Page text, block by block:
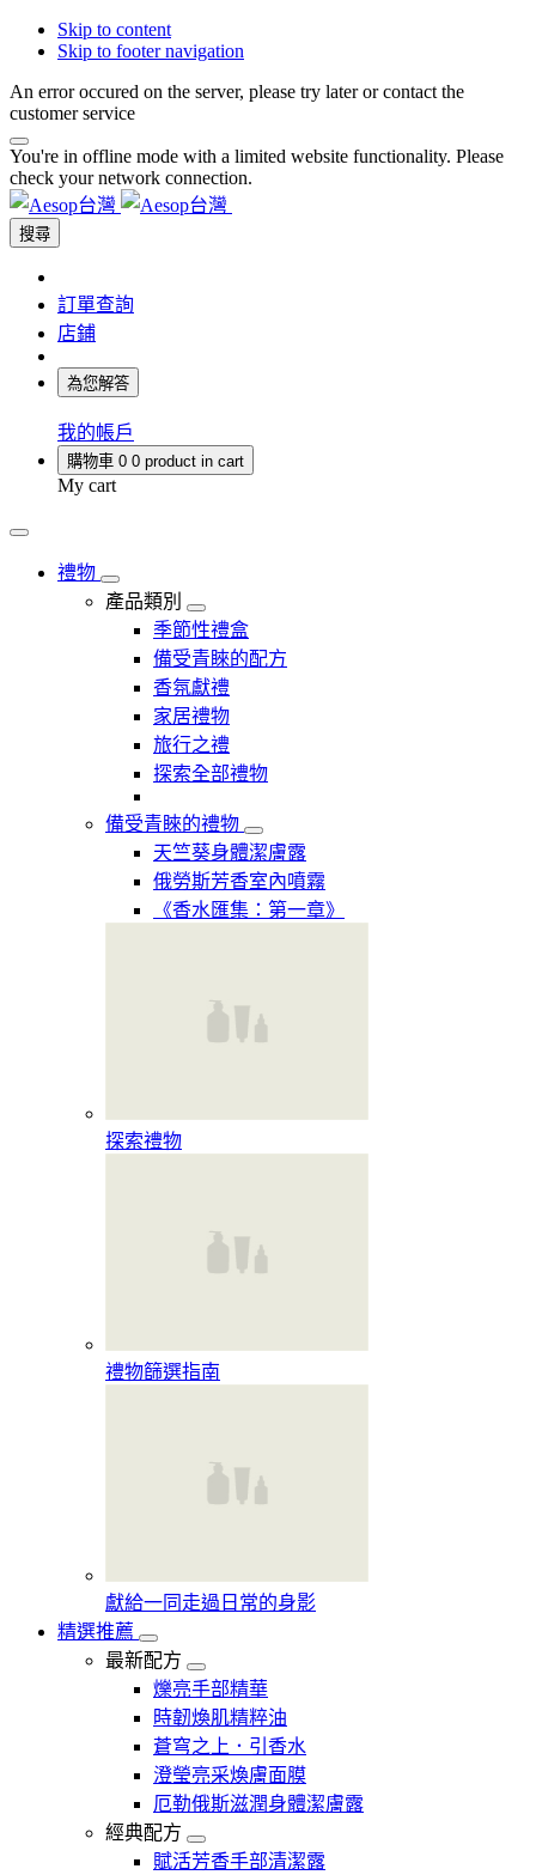
Skip to content
Skip to footer navigation
An error occured on the server, please try later or contact the
customer service
You're in offline mode with a limited website functionality. Please
check your network connection.
搜尋
訂單查詢
店鋪
為您解答
我的帳戶
購物車 0 0 product in cart
My cart
禮物
產品類別
季節性禮盒
備受青睞的配方
香氛獻禮
家居禮物
旅行之禮
探索全部禮物
備受青睞的禮物
天竺葵身體潔膚露
俄勞斯芳香室內噴霧
《香水匯集：第一章》​
探索禮物
禮物篩選指南
獻給一同走過日常的身影
精選推薦
最新配方
爍亮手部精華
時韌煥肌精粹油
蒼穹之上．引香水
澄瑩亮采煥膚面膜
厄勒俄斯滋潤身體潔膚露
經典配方
賦活芳香手部清潔露